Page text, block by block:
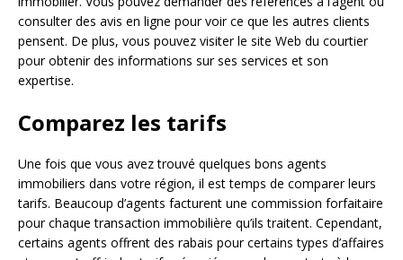
consulter des avis en ligne pour voir ce que les autres clients
pensent. De plus, vous pouvez visiter le site Web du courtier
pour obtenir des informations sur ses services et son
expertise.
Comparez les tarifs
Une fois que vous avez trouvé quelques bons agents
immobiliers dans votre région, il est temps de comparer leurs
tarifs. Beaucoup d’agents facturent une commission forfaitaire
pour chaque transaction immobilière qu’ils traitent. Cependant,
certains agents offrent des rabais pour certains types d’affaires